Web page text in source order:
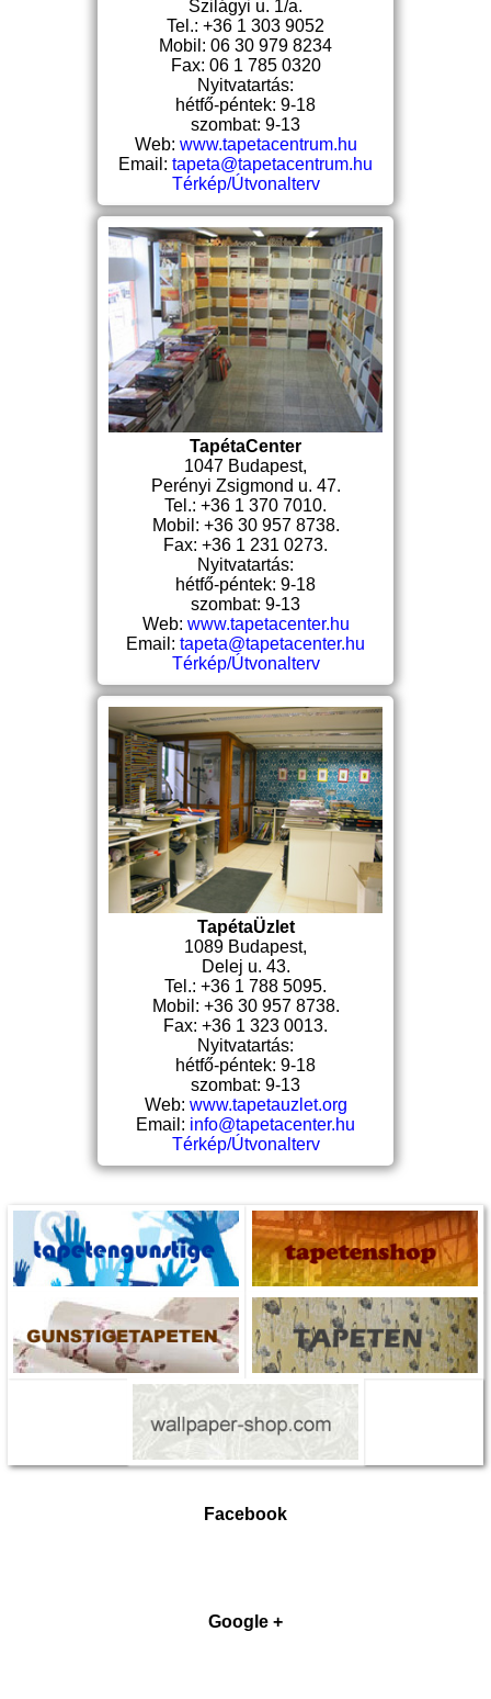
Szilágyi u. 1/a.
Tel.: +36 1 303 9052
Mobil: 06 30 979 8234
Fax: 06 1 785 0320
Nyitvatartás:
hétfő-péntek: 9-18
szombat: 9-13
Web: www.tapetacentrum.hu
Email: tapeta@tapetacentrum.hu
Térkép/Útvonalterv
TapétaCenter
1047 Budapest,
Perényi Zsigmond u. 47.
Tel.: +36 1 370 7010.
Mobil: +36 30 957 8738.
Fax: +36 1 231 0273.
Nyitvatartás:
hétfő-péntek: 9-18
szombat: 9-13
Web: www.tapetacenter.hu
Email: tapeta@tapetacenter.hu
Térkép/Útvonalterv
TapétaÜzlet
1089 Budapest,
Delej u. 43.
Tel.: +36 1 788 5095.
Mobil: +36 30 957 8738.
Fax: +36 1 323 0013.
Nyitvatartás:
hétfő-péntek: 9-18
szombat: 9-13
Web: www.tapetauzlet.org
Email: info@tapetacenter.hu
Térkép/Útvonalterv
Facebook
Google +